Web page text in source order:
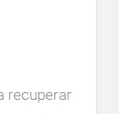
recuperar